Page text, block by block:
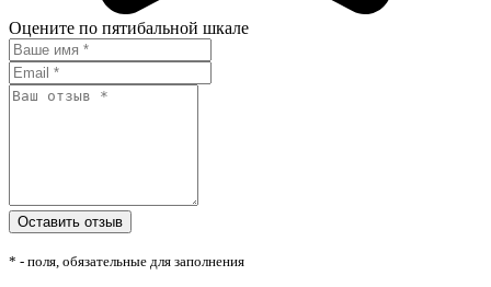
Оцените по пятибальной шкале
* - поля, обязательные для заполнения